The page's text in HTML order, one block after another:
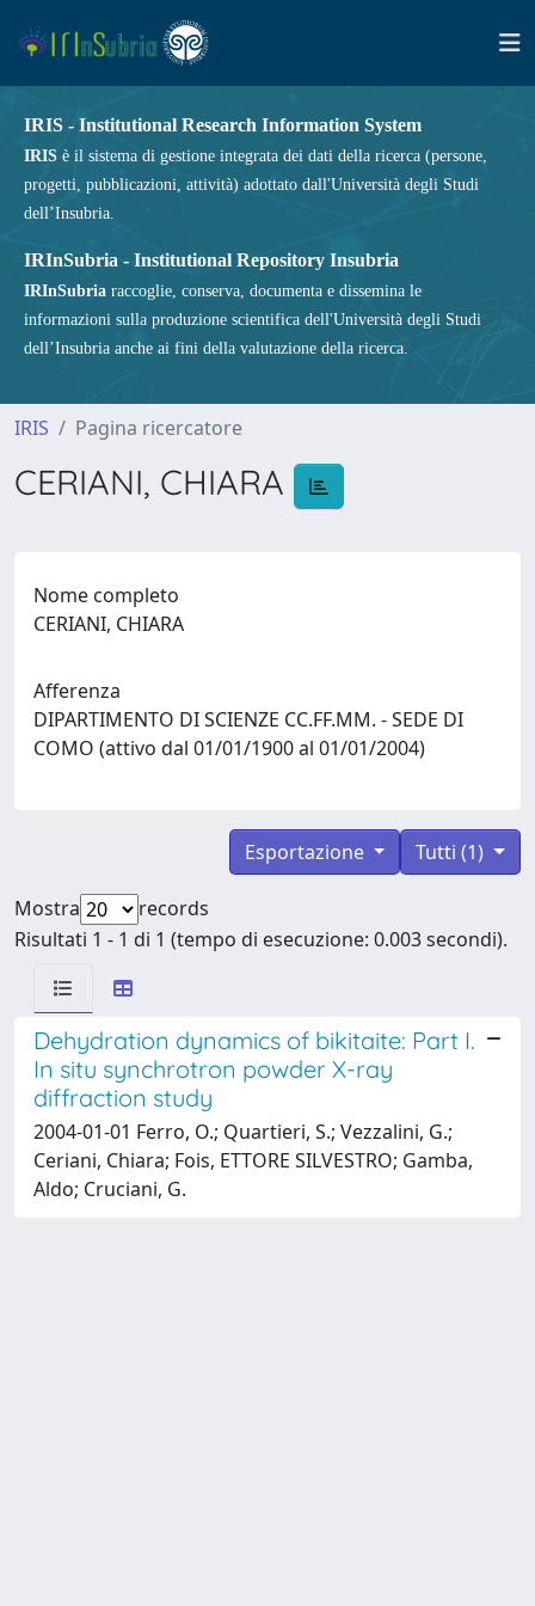
IRIS - Institutional Research Information System
IRIS è il sistema di gestione integrata dei dati della ricerca (persone,
progetti, pubblicazioni, attività) adottato dall'Università degli Studi
dell’Insubria.
IRInSubria - Institutional Repository Insubria
IRInSubria raccoglie, conserva, documenta e dissemina le
informazioni sulla produzione scientifica dell'Università degli Studi
dell’Insubria anche ai fini della valutazione della ricerca.
IRIS Pagina ricercatore
CERIANI, CHIARA
Nome completo
CERIANI, CHIARA
Afferenza
DIPARTIMENTO DI SCIENZE CC.FF.MM. - SEDE DI
COMO (attivo dal 01/01/1900 al 01/01/2004)
Tutti (1)
Esportazione
Mostra
records
Risultati 1 - 1 di 1 (tempo di esecuzione: 0.003 secondi).
Dehydration dynamics of bikitaite: Part I.
In situ synchrotron powder X-ray
diffraction study
2004-01-01 Ferro, O.; Quartieri, S.; Vezzalini, G.;
Ceriani, Chiara; Fois, ETTORE SILVESTRO; Gamba,
Aldo; Cruciani, G.